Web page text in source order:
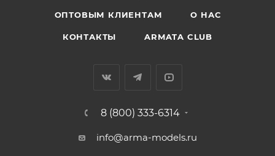
ОПТОВЫМ КЛИЕНТАМ О НАС
КОНТАКТЫ ARMATA CLUB
8 (800) 333-6314
info@arma-models.ru